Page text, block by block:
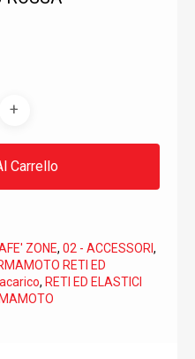
Carrello
ZONE, 02 - ACCESSORI ,
RETI ED
, RETI ED ELASTICI